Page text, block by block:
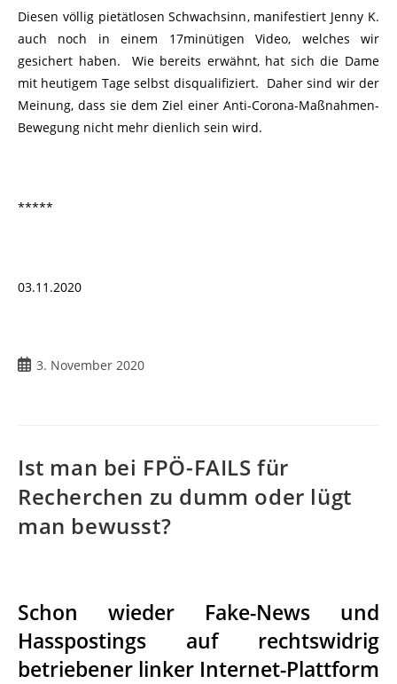
Diesen völlig pietätlosen Schwachsinn, manifestiert Jenny K.
auch noch in einem 17minütigen Video, welches wir
gesichert haben. Wie bereits erwähnt, hat sich die Dame
mit heutigem Tage selbst disqualifiziert. Daher sind wir der
Meinung, dass sie dem Ziel einer Anti-Corona-Maßnahmen-
Bewegung nicht mehr dienlich sein wird.
*****
03.11.2020
3. November 2020
Ist man bei FPÖ-FAILS für
Recherchen zu dumm oder lügt
man bewusst?
Schon wieder Fake-News und
Hasspostings auf rechtswidrig
betriebener linker Internet-Plattform